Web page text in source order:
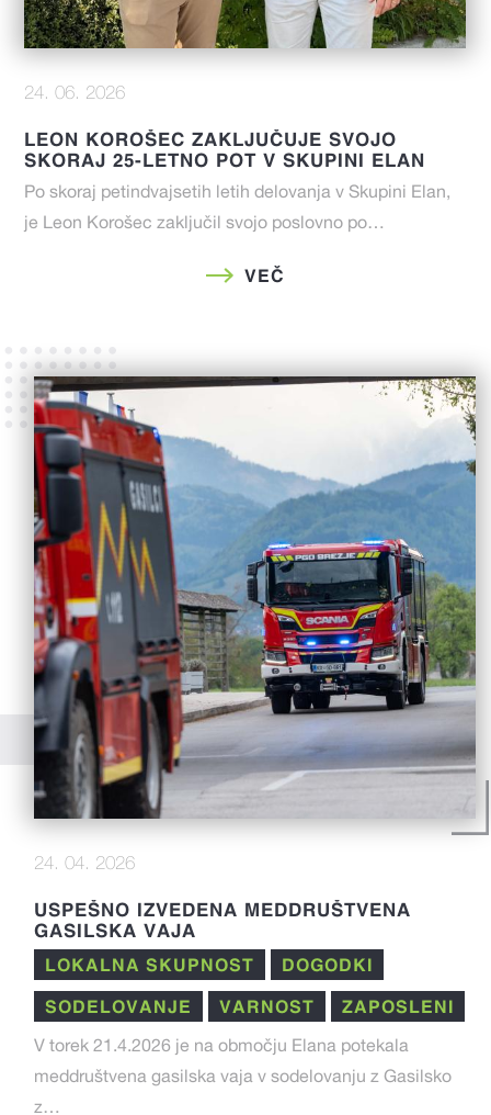
24. 06. 2026
LEON KOROŠEC ZAKLJUČUJE SVOJO
SKORAJ 25-LETNO POT V SKUPINI ELAN
Po skoraj petindvajsetih letih delovanja v Skupini Elan,
je Leon Korošec zaključil svojo poslovno po…
VEČ
24. 04. 2026
USPEŠNO IZVEDENA MEDDRUŠTVENA
GASILSKA VAJA
LOKALNA SKUPNOST DOGODKI
SODELOVANJE VARNOST ZAPOSLENI
V torek 21.4.2026 je na območju Elana potekala
meddruštvena gasilska vaja v sodelovanju z Gasilsko
z…